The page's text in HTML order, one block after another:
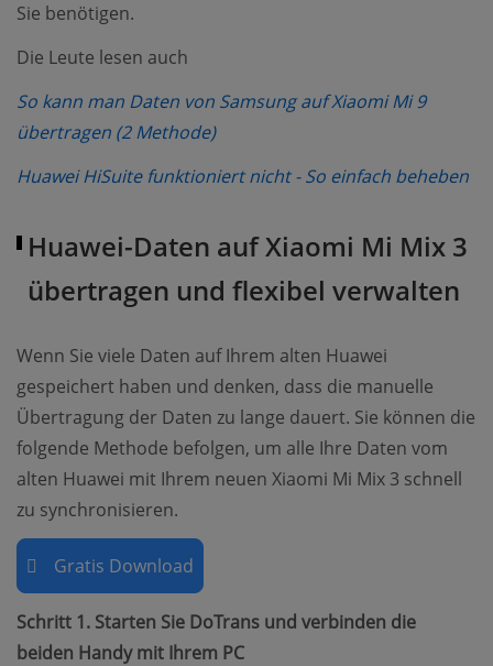
Sie benötigen.
Die Leute lesen auch
So kann man Daten von Samsung auf Xiaomi Mi 9
übertragen (2 Methode)(opens new window)
Huawei HiSuite funktioniert nicht - So einfach beheben
Huawei-Daten auf Xiaomi Mi Mix 3
übertragen und flexibel verwalten
Wenn Sie viele Daten auf Ihrem alten Huawei
gespeichert haben und denken, dass die manuelle
Übertragung der Daten zu lange dauert. Sie können die
folgende Methode befolgen, um alle Ihre Daten vom
alten Huawei mit Ihrem neuen Xiaomi Mi Mix 3 schnell
zu synchronisieren.
Gratis Download
Schritt 1. Starten Sie DoTrans und verbinden die
beiden Handy mit Ihrem PC